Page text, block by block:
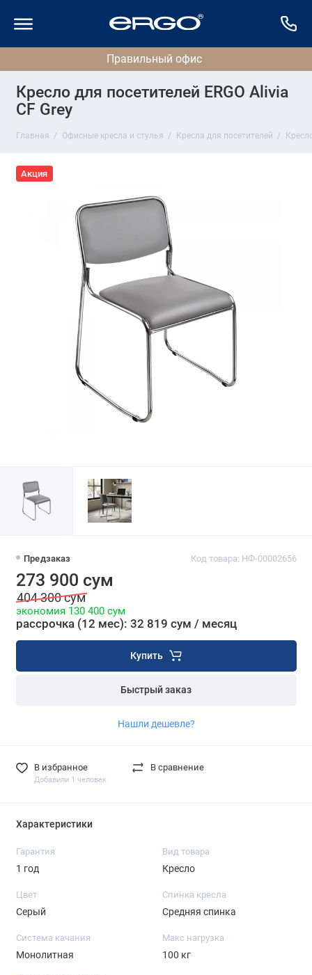
Кресло для посетителей ERGO Alivia
CF Grey
Главная Офисные кресла и стулья Кресла для посетителей
Акция
Предзаказ Код товара: НФ-00002656
273 900 сум
404 300 сум
экономия 130 400 сум
рассрочка (12 мес): 32 819 сум / месяц
Купить
Быстрый заказ
Нашли дешевле?
В избранное
Добавили 1 человек
В сравнение
Характеристики
Гарантия
1 год
Вид товара
Кресло
Цвет
Серый
Спинка кресла
Средняя спинка
Система качания
Монолитная
Макс нагрузка
100 кг